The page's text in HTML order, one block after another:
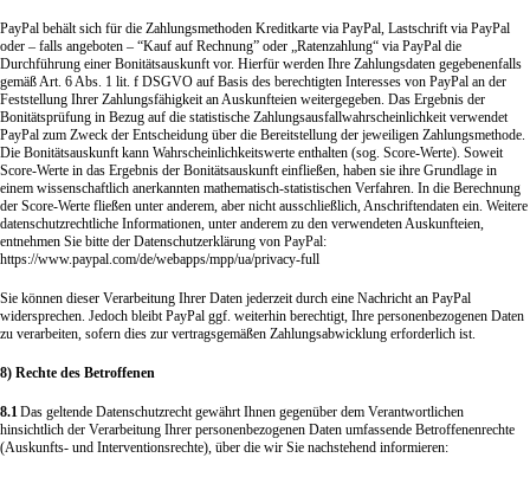
PayPal behält sich für die Zahlungsmethoden Kreditkarte via PayPal, Lastschrift via PayPal
oder – falls angeboten – “Kauf auf Rechnung” oder „Ratenzahlung“ via PayPal die
Durchführung einer Bonitätsauskunft vor. Hierfür werden Ihre Zahlungsdaten gegebenenfalls
gemäß Art. 6 Abs. 1 lit. f DSGVO auf Basis des berechtigten Interesses von PayPal an der
Feststellung Ihrer Zahlungsfähigkeit an Auskunfteien weitergegeben. Das Ergebnis der
Bonitätsprüfung in Bezug auf die statistische Zahlungsausfallwahrscheinlichkeit verwendet
PayPal zum Zweck der Entscheidung über die Bereitstellung der jeweiligen Zahlungsmethode.
Die Bonitätsauskunft kann Wahrscheinlichkeitswerte enthalten (sog. Score-Werte). Soweit
Score-Werte in das Ergebnis der Bonitätsauskunft einfließen, haben sie ihre Grundlage in
einem wissenschaftlich anerkannten mathematisch-statistischen Verfahren. In die Berechnung
der Score-Werte fließen unter anderem, aber nicht ausschließlich, Anschriftendaten ein. Weitere
datenschutzrechtliche Informationen, unter anderem zu den verwendeten Auskunfteien,
entnehmen Sie bitte der Datenschutzerklärung von PayPal:
https://www.paypal.com/de/webapps/mpp/ua/privacy-full
Sie können dieser Verarbeitung Ihrer Daten jederzeit durch eine Nachricht an PayPal
widersprechen. Jedoch bleibt PayPal ggf. weiterhin berechtigt, Ihre personenbezogenen Daten
zu verarbeiten, sofern dies zur vertragsgemäßen Zahlungsabwicklung erforderlich ist.
8) Rechte des Betroffenen
8.1Das geltende Datenschutzrecht gewährt Ihnen gegenüber dem Verantwortlichen
hinsichtlich der Verarbeitung Ihrer personenbezogenen Daten umfassende Betroffenenrechte
(Auskunfts- und Interventionsrechte), über die wir Sie nachstehend informieren: